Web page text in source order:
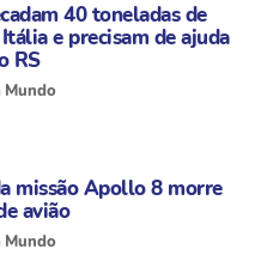
40 toneladas de
e precisam de ajuda
RS
Mundo
missão Apollo 8 morre
avião
Mundo